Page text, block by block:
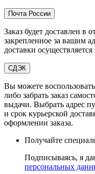
Почта России
Заказ будет доставлен в
закрепленное за вашим
доставки
СДЭК
Вы можете
либо забрать заказ
выдачи. Выбрать адрес
и срок курьерской
оформлении заказа.
Получайте
Подписываясь, я
персональных